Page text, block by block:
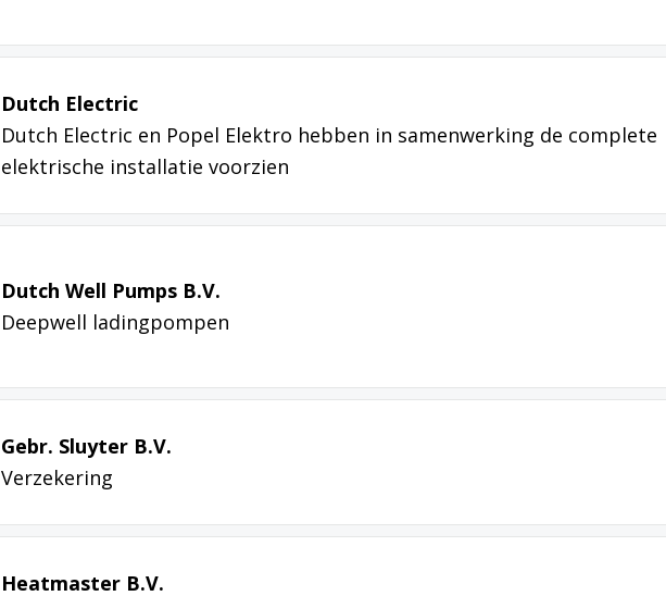
Dutch Electric
Dutch Electric en Popel Elektro hebben in samenwerking de complete
elektrische installatie voorzien
Dutch Well Pumps B.V.
Deepwell ladingpompen
Gebr. Sluyter B.V.
Verzekering
Heatmaster B.V.